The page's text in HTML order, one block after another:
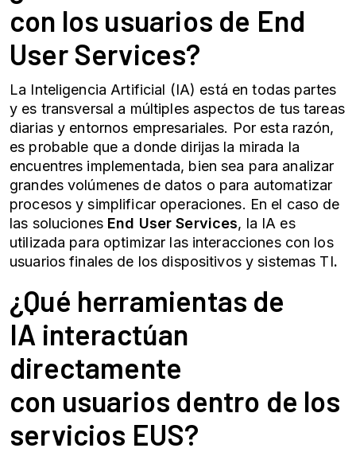
con los usuarios de End
User Services?
La Inteligencia Artificial (IA) está en todas partes
y es transversal a múltiples aspectos de tus tareas
diarias y entornos empresariales. Por esta razón,
es probable que a donde dirijas la mirada la
encuentres implementada, bien sea para analizar
grandes volúmenes de datos o para automatizar
procesos y simplificar operaciones. En el caso de
las soluciones End User Services, la IA es
utilizada para optimizar las interacciones con los
usuarios finales de los dispositivos y sistemas TI.
¿Qué herramientas de
IA interactúan
directamente
con usuarios dentro de los
servicios EUS?